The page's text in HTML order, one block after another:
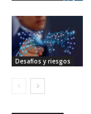
Desafíos y riesgos